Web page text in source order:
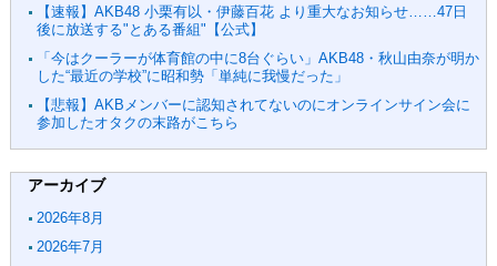
【速報】AKB48 小栗有以・伊藤百花 より重大なお知らせ……47日
後に放送する"とある番組"【公式】
「今はクーラーが体育館の中に8台ぐらい」AKB48・秋山由奈が明か
した“最近の学校”に昭和勢「単純に我慢だった」
【悲報】AKBメンバーに認知されてないのにオンラインサイン会に
参加したオタクの末路がこちら
アーカイブ
2026年8月
2026年7月